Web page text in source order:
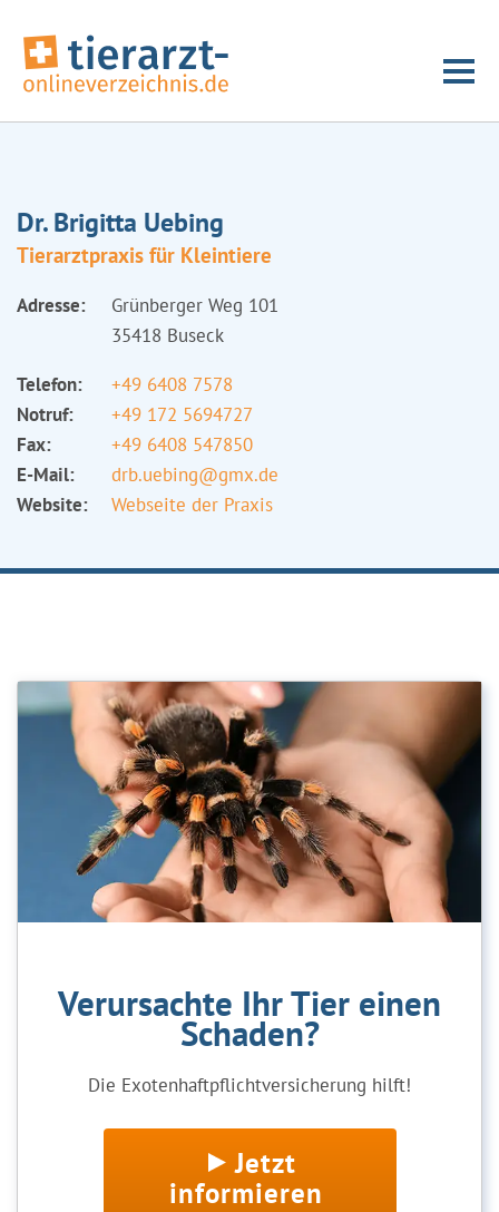
Dr. Brigitta Uebing
Tierarztpraxis für Kleintiere
Adresse:
Grünberger Weg 101
35418 Buseck
Telefon:
+49 6408 7578
Notruf:
+49 172 5694727
Fax:
+49 6408 547850
E-Mail:
drb.uebing@gmx.de
Website:
Webseite der Praxis
Verursachte Ihr Tier einen
Schaden?
Die Exotenhaftpflichtversicherung hilft!
Jetzt
informieren